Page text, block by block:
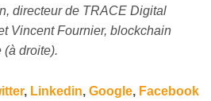
directeur de TRACE Digital
Vincent Fournier, blockchain
(à droite).
, Linkedin, Google, Facebook